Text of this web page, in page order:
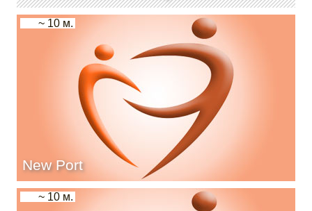
New Port
~ 10 м.
~ 10 м.